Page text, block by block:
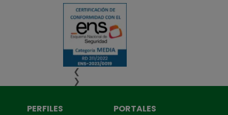
❮
❯
PERFILES
PORTALES